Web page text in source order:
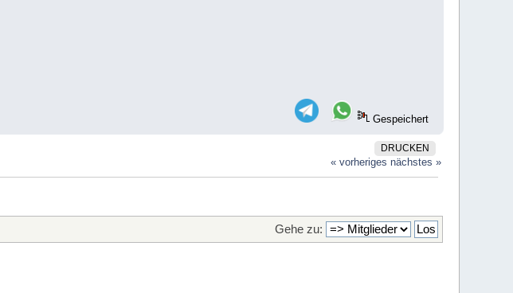
Gespeichert
DRUCKEN
« vorheriges nächstes »
Gehe zu: